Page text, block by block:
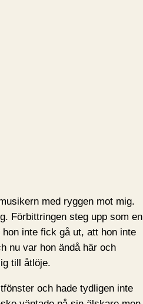
med ryggen mot mig.
Förbittringen steg upp som en
inte fick gå ut, att hon inte
nu var hon ändå här och
till åtlöje.
och hade tydligen inte